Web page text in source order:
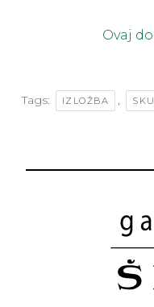
Ovaj
Tags: IZLOŽBA ,